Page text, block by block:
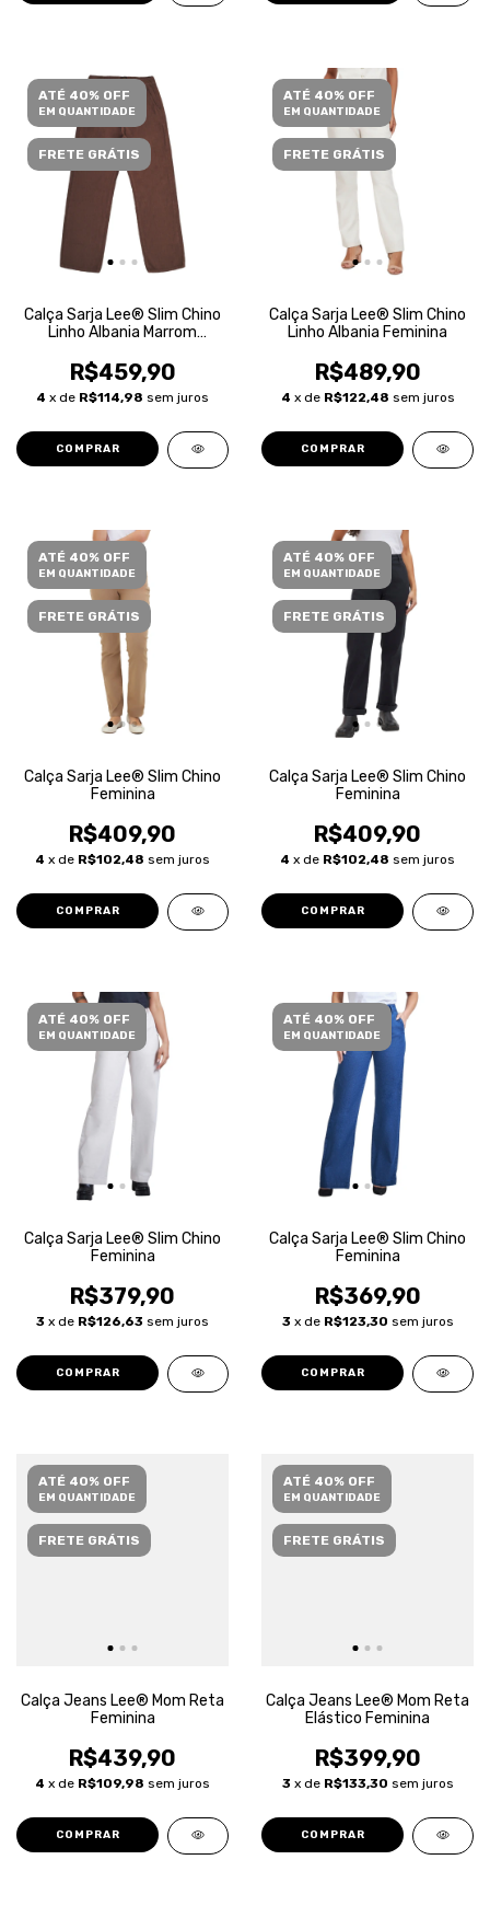
ATÉ 40% OFF
EM QUANTIDADE
FRETE GRÁTIS
Calça Sarja Lee® Slim Chino
Linho Albania Marrom
R$459,90
4 x de R$114,98 sem juros
COMPRAR
ATÉ 40% OFF
EM QUANTIDADE
FRETE GRÁTIS
Calça Sarja Lee® Slim Chino
Linho Albania Feminina
R$489,90
4 x de R$122,48 sem juros
COMPRAR
ATÉ 40% OFF
EM QUANTIDADE
FRETE GRÁTIS
Calça Sarja Lee® Slim Chino
Feminina
R$409,90
4 x de R$102,48 sem juros
COMPRAR
ATÉ 40% OFF
EM QUANTIDADE
FRETE GRÁTIS
Calça Sarja Lee® Slim Chino
Feminina
R$409,90
4 x de R$102,48 sem juros
COMPRAR
ATÉ 40% OFF
EM QUANTIDADE
Calça Sarja Lee® Slim Chino
Feminina
R$379,90
3 x de R$126,63 sem juros
COMPRAR
ATÉ 40% OFF
EM QUANTIDADE
Calça Sarja Lee® Slim Chino
Feminina
R$369,90
3 x de R$123,30 sem juros
COMPRAR
ATÉ 40% OFF
EM QUANTIDADE
FRETE GRÁTIS
Calça Jeans Lee® Mom Reta
Feminina
R$439,90
4 x de R$109,98 sem juros
COMPRAR
ATÉ 40% OFF
EM QUANTIDADE
FRETE GRÁTIS
Calça Jeans Lee® Mom Reta
Elástico Feminina
R$399,90
3 x de R$133,30 sem juros
COMPRAR